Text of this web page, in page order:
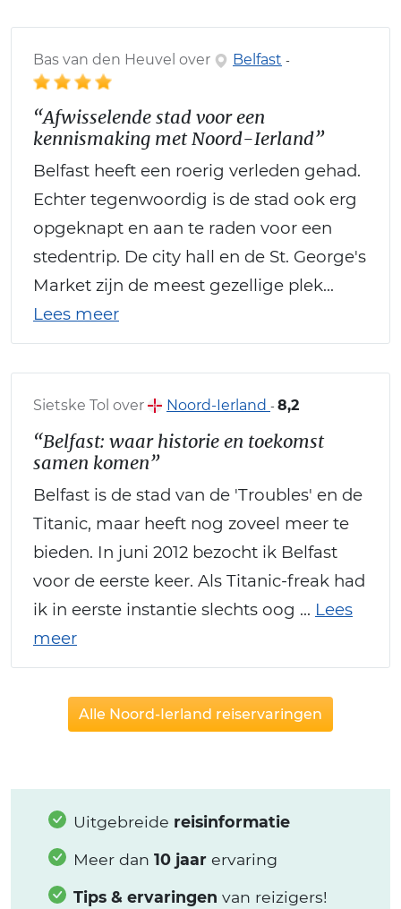
Bas van den Heuvel over Belfast -
“Afwisselende stad voor een
kennismaking met Noord-Ierland”
Belfast heeft een roerig verleden gehad.
Echter tegenwoordig is de stad ook erg
opgeknapt en aan te raden voor een
stedentrip. De city hall en de St. George's
Market zijn de meest gezellige plek...
Lees meer
Sietske Tol over Noord-Ierland - 8,2
“Belfast: waar historie en toekomst
samen komen”
Belfast is de stad van de 'Troubles' en de
Titanic, maar heeft nog zoveel meer te
bieden. In juni 2012 bezocht ik Belfast
voor de eerste keer. Als Titanic-freak had
ik in eerste instantie slechts oog ... Lees
meer
Alle Noord-Ierland reiservaringen
Uitgebreide reisinformatie
Meer dan 10 jaar ervaring
Tips & ervaringen van reizigers!